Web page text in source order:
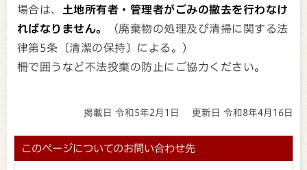
場合は、
土地所有者・管理者がごみの撤去を行わなけ
ればなりません。
（廃棄物の処理及び清掃に関する法
律第5条〔清潔の保持〕による。）
柵で囲うなど不法投棄の防止にご協力ください。
掲載日 令和5年2月1日 更新日 令和8年4月16日
このページについてのお問い合わせ先